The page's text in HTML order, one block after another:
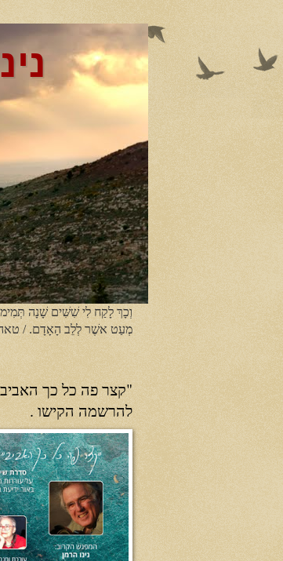
וְכָךְ לָקַח לִי שִׁשִּׁים שָׁנָה
מְעַט אשֶׁר לְלֵב הָאָדָם. / טאהא
"קצר פה כל כך
להרשמה הקישו .